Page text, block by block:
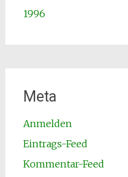
1996
Meta
Anmelden
Eintrags-Feed
Kommentar-Feed